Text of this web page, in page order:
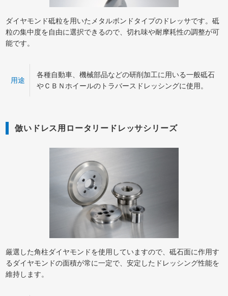
ダイヤモンド砥粒を用いたメタルボンドタイプのドレッサです。砥
粒の集中度を自由に選択できるので、切れ味や耐摩耗性の調整が可
能です。
用途
各種自動車、機械部品などの研削加工に用いる一般砥石
やＣＢＮホイールのトラバースドレッシングに使用。
倣いドレス用ロータリードレッサシリーズ
厳選した角柱ダイヤモンドを使用していますので、砥石面に作用す
るダイヤモンドの面積が常に一定で、安定したドレッシング性能を
維持します。